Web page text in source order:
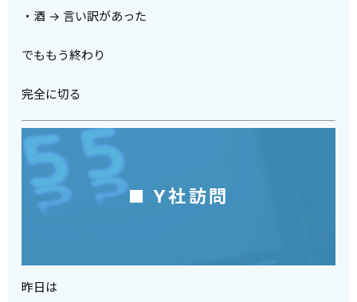
・酒 → 言い訳があった
でももう終わり
完全に切る
■ Y社訪問
昨日は